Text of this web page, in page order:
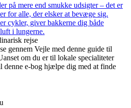
på mere end smukke udsigter – det er
for alle, der elsker at bevæge sig.
cykler, giver bakkerne dig både
i lungerne.
rejse
gennem Vejle med denne guide til
om du er til lokale specialiteter
denne e-bog hjælpe dig med at finde